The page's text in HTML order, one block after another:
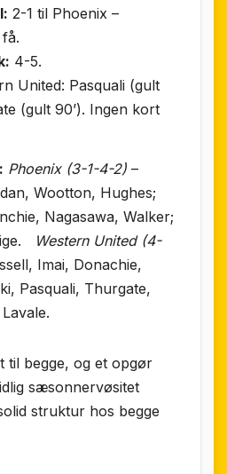
2-1 til Phoenix –
4-5.
United: Pasquali (gult
(gult 90’). Ingen kort
Phoenix (3-1-4-2) –
Wootton, Hughes;
Nagasawa, Walker;
Western United (4-
Imai, Donachie,
Pasquali, Thurgate,
til begge, og et opgør
sæsonnervøsitet
struktur hos begge